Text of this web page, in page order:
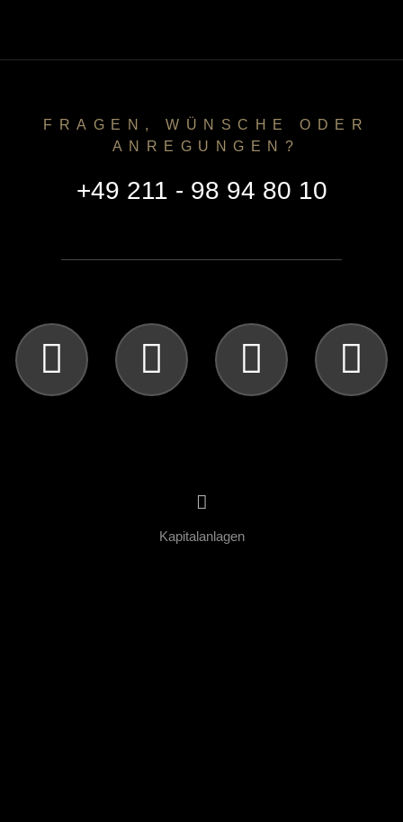
FRAGEN, WÜNSCHE ODER
ANREGUNGEN?
+49 211 - 98 94 80 10
Kapitalanlagen